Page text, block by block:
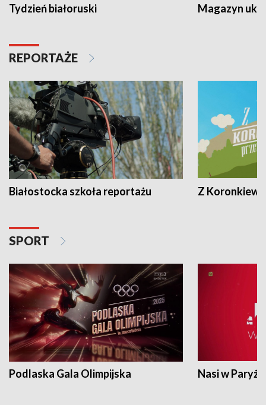
Tydzień białoruski Magazyn
REPORTAŻE
Białostocka szkoła reportażu Z
SPORT
Podlaska Gala Olimpijska Nasi w Paryżu